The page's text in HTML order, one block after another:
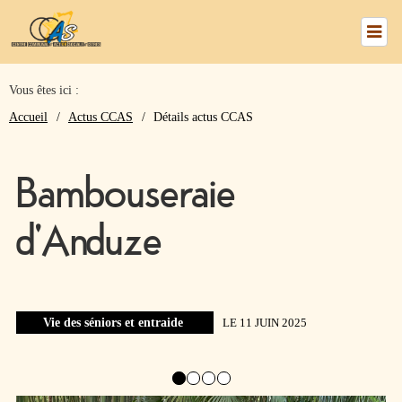
numéros
Nous
trouver
CCAS
Services
Vous êtes ici :
Accueil
Actus CCAS Détails actus CCAS
Bambouseraie
d'Anduze
Vie des séniors et entraide LE 11 JUIN 2025